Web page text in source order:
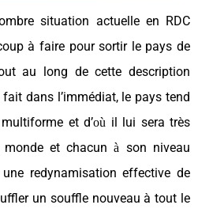
situation actuelle en RDC
à faire pour sortir le pays de
au long de cette description
dans l’immédiat, le pays tend
et d’où il lui sera très
monde et chacunà son niveau
redynamisation effective de
un souffle nouveau à tout le